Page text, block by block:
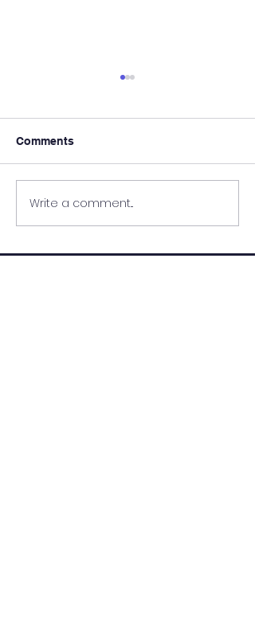
Информативна сесија
Интеркултуре
Comments
Write a comment...